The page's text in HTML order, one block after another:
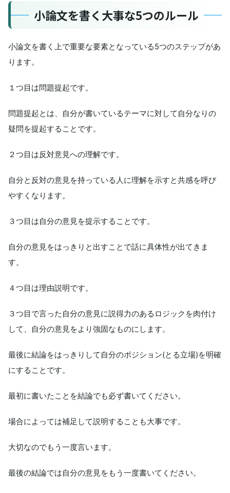
小論文を書く大事な5つのルール
小論文を書く上で重要な要素となっている5つのステップがあ
ります。
１つ目は問題提起です。
問題提起とは、自分が書いているテーマに対して自分なりの
疑問を提起することです。
２つ目は反対意見への理解です。
自分と反対の意見を持っている人に理解を示すと共感を呼び
やすくなります。
３つ目は自分の意見を提示することです。
自分の意見をはっきりと出すことで話に具体性が出てきま
す。
４つ目は理由説明です。
３つ目で言った自分の意見に説得力のあるロジックを肉付け
して、自分の意見をより強固なものにします。
最後に結論をはっきりして自分のポジション(とる立場)を明確
にすることです。
最初に書いたことを結論でも必ず書いてください。
場合によっては補足して説明することも大事です。
大切なのでもう一度言います。
最後の結論では自分の意見をもう一度書いてください。